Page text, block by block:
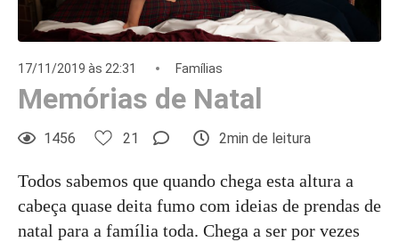
17/11/2019 às 22:31 Famílias
Memórias de Natal
1456 21 2min de leitura
Todos sabemos que quando chega esta altura a
cabeça quase deita fumo com ideias de prendas de
natal para a família toda. Chega a ser por vezes